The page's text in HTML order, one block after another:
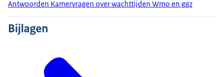
Antwoorden Kamervragen over wachttijden Wmo en ggz
Bijlagen